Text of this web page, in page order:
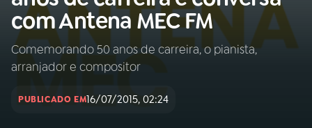
MEC
Buscar
Início AO VIVO
INÍCIO
com Antena MEC FM
Comemorando 50 anos de carreira, o pianista,
arranjador e compositor
PUBLICADO EM16/07/2015, 02:24